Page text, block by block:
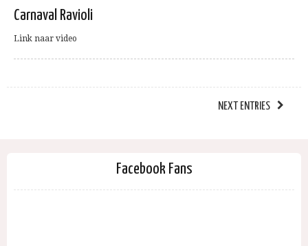
Carnaval Ravioli
Link naar video
NEXT ENTRIES
Facebook Fans